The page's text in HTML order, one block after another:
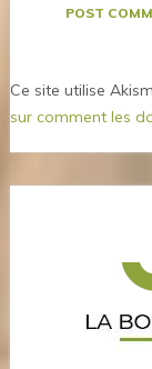
Ce site utilise
sur comment les